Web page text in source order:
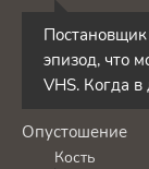
эпизод, что
VHS. Когда
нендзя,
Опустошение
Кость